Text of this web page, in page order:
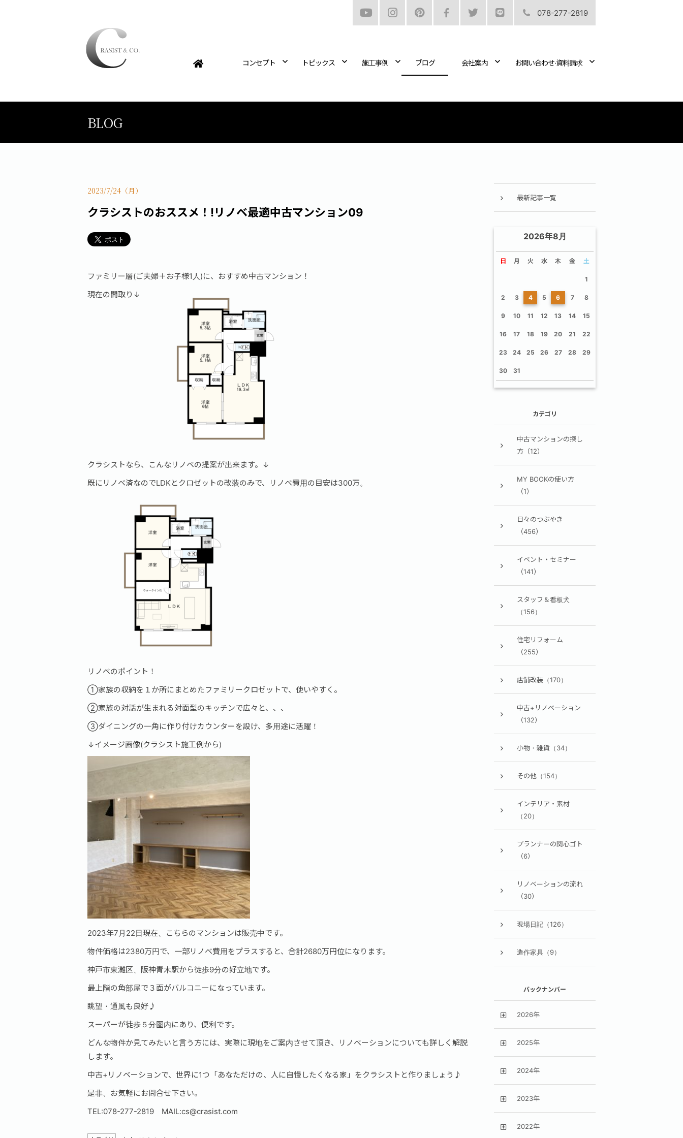
078-277-2819
コンセプト トピックス 施工事例 ブログ 会社案内 お問い合わせ·資料請求
BLOG
2023/7/24（月）
クラシストのおススメ！!リノベ最適中古マンション09
ファミリー層(ご夫婦＋お子様1人)に、おすすめ中古マンション！
現在の間取り↓
クラシストなら、こんなリノベの提案が出来ます。↓
既にリノベ済なのでLDKとクロゼットの改装のみで、リノベ費用の目安は300万。
リノベのポイント！
①家族の収納を１か所にまとめたファミリークロゼットで、使いやすく。
②家族の対話が生まれる対面型のキッチンで広々と、、、
③ダイニングの一角に作り付けカウンターを設け、多用途に活躍！
↓イメージ画像(クラシスト施工例から)
2023年7月22日現在、こちらのマンションは販売中です。
物件価格は2380万円で、一部リノベ費用をプラスすると、合計2680万円位になります。
神戸市東灘区、阪神青木駅から徒歩9分の好立地です。
最上階の角部屋で３面がバルコニーになっています。
眺望・通風も良好♪
スーパーが徒歩５分圏内にあり、便利です。
どんな物件か見てみたいと言う方には、実際に現地をご案内させて頂き、リノベーションについても詳しく解説
します。
中古+リノベーションで、世界に1つ「あなただけの、人に自慢したくなる家」をクラシストと作りましょう♪
是非、お気軽にお問合せ下さい。
TEL:078-277-2819 MAIL:cs@crasist.com
最新記事一覧
2026年8月
日 月 火 水 木 金 土
1
2 3 4 5 6 7 8
9 10 11 12 13 14 15
16 17 18 19 20 21 22
23 24 25 26 27 28 29
30 31
カテゴリ
中古マンションの探し
方（12）
MY BOOKの使い方
（1）
日々のつぶやき
（456）
イベント・セミナー
（141）
スタッフ＆看板犬
（156）
住宅リフォーム
（255）
店舗改装（170）
中古+リノベーション
（132）
小物・雑貨（34）
その他（154）
インテリア・素材
（20）
プランナーの関心ゴト
（6）
リノベーションの流れ
（30）
現場日記（126）
造作家具（9）
バックナンバー
2026年
2025年
2024年
2023年
2022年